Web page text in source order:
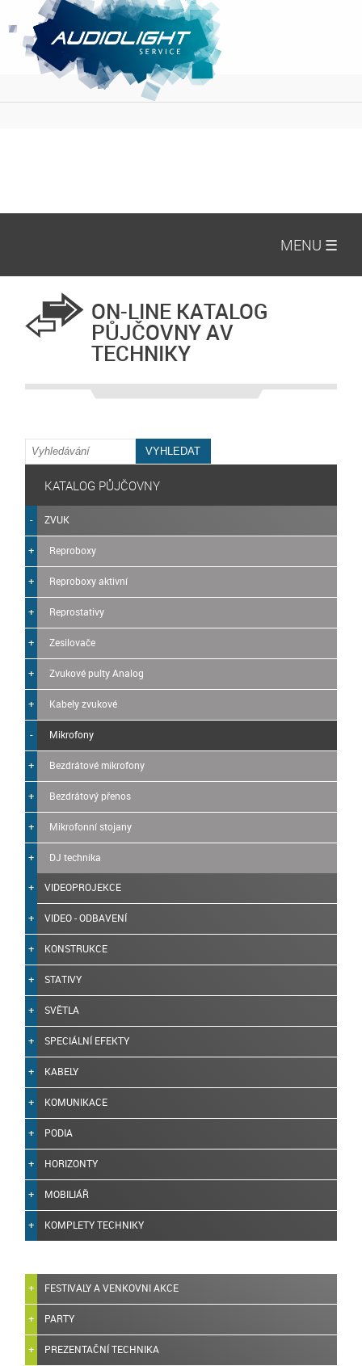
MENU ☰
ON-LINE KATALOG
PŮJČOVNY AV
TECHNIKY
KATALOG PŮJČOVNY
ZVUK
Reproboxy
Reproboxy aktivní
Reprostativy
Zesilovače
Zvukové pulty Analog
Kabely zvukové
Mikrofony
Bezdrátové mikrofony
Bezdrátový přenos
Mikrofonní stojany
DJ technika
VIDEOPROJEKCE
VIDEO - ODBAVENÍ
KONSTRUKCE
STATIVY
SVĚTLA
SPECIÁLNÍ EFEKTY
KABELY
KOMUNIKACE
PODIA
HORIZONTY
MOBILIÁŘ
KOMPLETY TECHNIKY
FESTIVALY A VENKOVNI AKCE
PARTY
PREZENTAČNÍ TECHNIKA